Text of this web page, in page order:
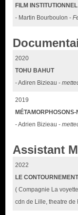
FILM
- Martin Bourboulon -
2020
TOHU BAHUT
- Adiren Bizieau -
2019
MÉTAMORPHOSONS-
- Adrien Bizieau -
Assistant
2022
LE
( Compagnie La
cdn de Lille, theatre de